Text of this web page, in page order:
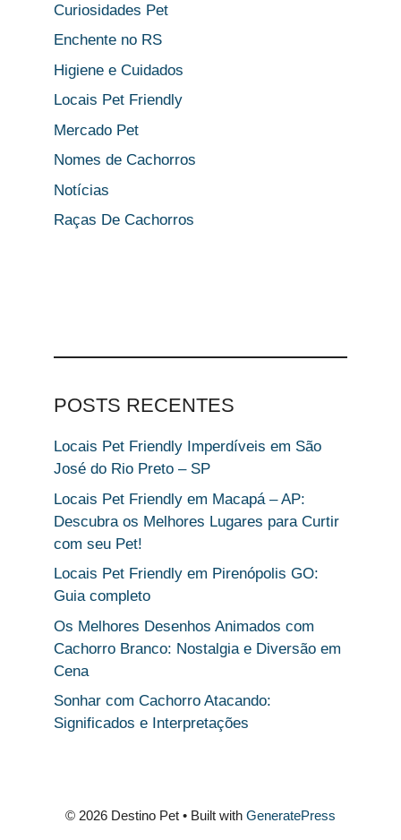
Curiosidades Pet
Enchente no RS
Higiene e Cuidados
Locais Pet Friendly
Mercado Pet
Nomes de Cachorros
Notícias
Raças De Cachorros
POSTS RECENTES
Locais Pet Friendly Imperdíveis em São
José do Rio Preto – SP
Locais Pet Friendly em Macapá – AP:
Descubra os Melhores Lugares para Curtir
com seu Pet!
Locais Pet Friendly em Pirenópolis GO:
Guia completo
Os Melhores Desenhos Animados com
Cachorro Branco: Nostalgia e Diversão em
Cena
Sonhar com Cachorro Atacando:
Significados e Interpretações
© 2026 Destino Pet • Built with GeneratePress